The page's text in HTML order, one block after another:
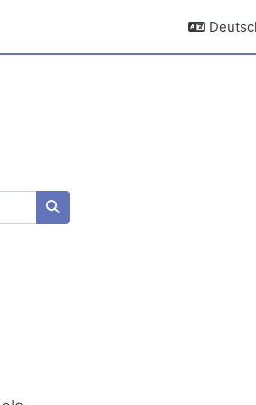
Kurse suchen